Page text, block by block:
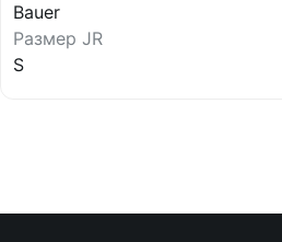
Bauer
Размер JR
S